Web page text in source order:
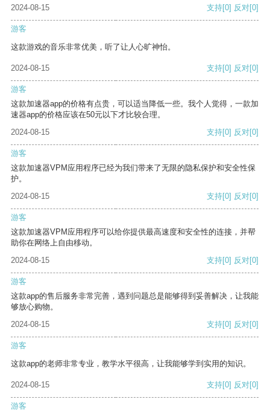
2024-08-15 支持[0] 反对[0]
游客
这款游戏的音乐非常优美，听了让人心旷神怡。
2024-08-15 支持[0] 反对[0]
游客
这款加速器app的价格有点贵，可以适当降低一些。我个人觉得，一款加
速器app的价格应该在50元以下才比较合理。
2024-08-15
支持[0] 反对[0]
游客
这款加速器VPM应用程序已经为我们带来了无限的隐私保护和安全性保
护。
2024-08-15
支持[0] 反对[0]
游客
这款加速器VPM应用程序可以给你提供最高速度和安全性的连接，并帮
助你在网络上自由移动。
2024-08-15
支持[0] 反对[0]
游客
这款app的售后服务非常完善，遇到问题总是能够得到妥善解决，让我能
够放心购物。
2024-08-15
支持[0] 反对[0]
游客
这款app的老师非常专业，教学水平很高，让我能够学到实用的知识。
2024-08-15 支持[0] 反对[0]
游客